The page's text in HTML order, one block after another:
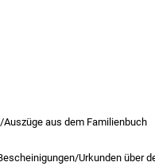
aus dem Familienbuch
Urkunden über